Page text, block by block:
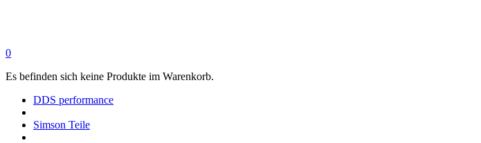
0
Es befinden sich keine Produkte im Warenkorb.
DDS performance
Simson Teile